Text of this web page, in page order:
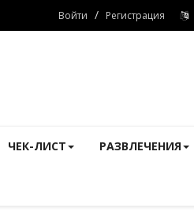
Войти / Регистрация
ЧЕК-ЛИСТ РАЗВЛЕЧЕНИЯ